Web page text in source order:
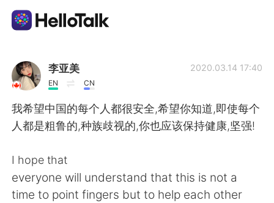
語学交換アプリ
AI Grammar Checker
日本語
English 简体中文
李亚美
EN CN
2020.03.14 17:40
我希望中国的每个人都很安全,希望你知道,即使每个
人都是粗鲁的,种族歧视的,你也应该保持健康,坚强!
I hope that
everyone will understand that this is not a
time to point fingers but to help each other